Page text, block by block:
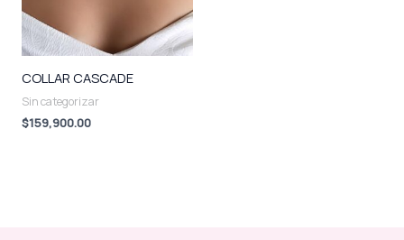
COLLAR CASCADE
Sin categorizar
$159,900.00